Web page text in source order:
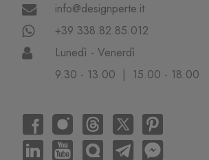
info@designperte.it
+39 338.82.85.012
Lunedì - Venerdì
9.30 - 13.00 | 15.00 - 18.00